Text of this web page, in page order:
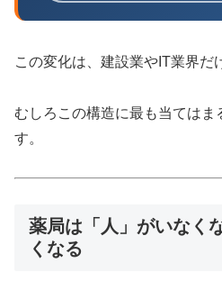
この変化は、建設業やIT業界だ
むしろこの構造に最も当ては
す。
薬局は「人」がいなく
くなる